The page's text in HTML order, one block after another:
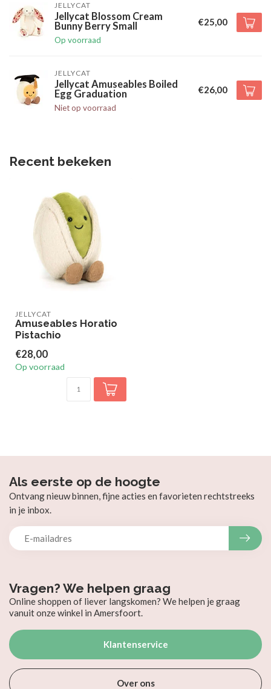
JELLYCAT
Jellycat Blossom Cream
Bunny Berry Small
Op voorraad
€25,00
JELLYCAT
Jellycat Amuseables Boiled
Egg Graduation
Niet op voorraad
€26,00
Recent bekeken
JELLYCAT
Amuseables Horatio
Pistachio
€28,00
Op voorraad
Vragen? We helpen graag
Online shoppen of liever langskomen? We helpen je graag
vanuit onze winkel in Amersfoort.
Klantenservice
Over ons
Als eerste op de hoogte
Ontvang nieuw binnen, fijne acties en favorieten rechtstreeks
in je inbox.